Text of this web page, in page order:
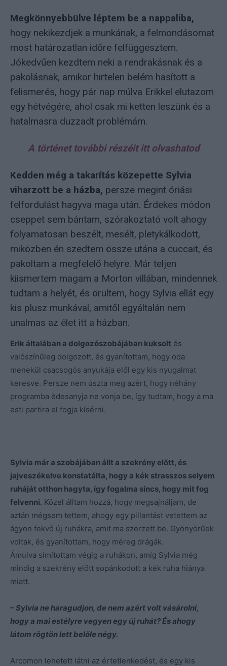
Megkönnyebbülve léptem be a nappaliba,
hogy nekikezdjek a munkának, a felmondásomat
most határozatlan időre felfüggesztem.
Jókedvűen kezdtem neki a rendrakásnak és a
pakolásnak, amikor hirtelen belém hasított a
felismerés, hogy pár nap múlva Erikkel elutazom
egy hétvégére, ahol csak mi ketten leszünk és a
hatalmasra duzzadt problémám.
A történet további részéit itt olvashatod
Kedden még a takarítás közepette Sylvia
viharzott be a házba, persze megint óriási
felfordulást hagyva maga után. Érdekes módon
cseppet sem bántam, szórakoztató volt ahogy
folyamatosan beszélt, mesélt, pletykálkodott,
miközben én szedtem össze utána a cuccait, és
pakoltam a megfelelő helyre. Már teljen
kiismertem magam a Morton villában, mindennek
tudtam a helyét, és örültem, hogy Sylvia ellát egy
kis plusz munkával, amitől egyáltalán nem
unalmas az élet itt a házban.
Erik általában a dolgozószobájában kuksolt és
valószínűleg dolgozott, és gyanítottam, hogy oda
menekül csacsogós anyukája elől egy kis nyugalmat
keresve. Persze nem úszta meg azért, hogy néhány
programba édesanyja ne vonja be, így tudtam, hogy a ma
esti partira el fogja kísérni.
Sylvia már a szobájában állt a szekrény előtt, és
jajveszékelve konstatálta, hogy a kék strasszos selyem
ruháját otthon hagyta, így fogalma sincs, hogy mit fog
felvenni. Közel álltam hozzá, hogy megsajnáljam, de
aztán mégsem tettem, ahogy egy pillantást vetettem az
ágyon fekvő új ruhákra, amit ma szerzett be. Gyönyörűek
voltak, és gyanítottam, hogy méreg drágák.
Ámulva simítottam végig a ruhákon, amíg Sylvia még
mindig a szekrény előtt sopánkodott a kék ruha hiánya
miatt.
– Sylvia ne haragudjon, de nem azért volt vásárolni,
hogy a mai estélyre vegyen egy új ruhát? És ahogy
látom rögtön lett belőle négy.
Arcomon lehetett látni az értetlenkedést, és egy kis